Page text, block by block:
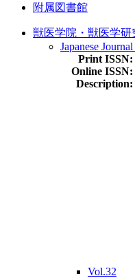
附属図書館
獣医学院・獣医学研
Japanese
Print ISSN:
Online ISSN:
Description:
Vol.32